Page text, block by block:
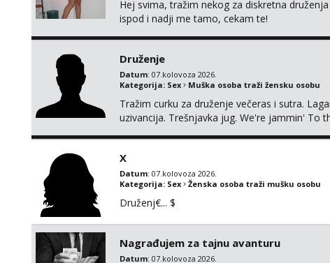
Hej svima, tražim nekog za diskretna
ispod i nadji me tamo, cekam te!
Druženje
Datum: 07.kolovoza 2026.
Kategorija: Sex Muška osoba traži žensku osobu
Tražim curku za druženje večeras i sutra.
uzivancija. Trešnjavka jug. We're jammin' To
X
Datum: 07.kolovoza 2026.
Kategorija: Sex Ženska osoba traži mušku osobu
Druženj€... $
Nagrađujem za tajnu avanturu
Datum: 07.kolovoza 2026.